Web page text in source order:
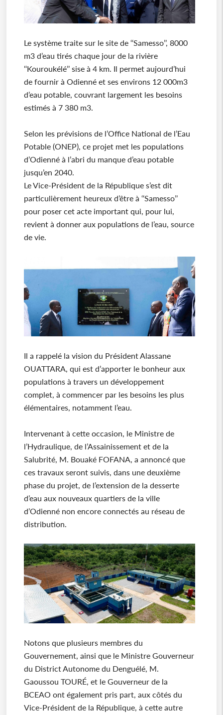
Le système traite sur le site de ‘‘Samesso’’, 8000
m3 d’eau tirés chaque jour de la rivière
‘‘Kouroukélé’’ sise à 4 km. Il permet aujourd’hui
de fournir à Odienné et ses environs 12 000m3
d’eau potable, couvrant largement les besoins
estimés à 7 380 m3.
Selon les prévisions de l’Office National de l’Eau
Potable (ONEP), ce projet met les populations
d’Odienné à l’abri du manque d’eau potable
jusqu’en 2040.
Le Vice-Président de la République s’est dit
particulièrement heureux d’être à ‘‘Samesso’’
pour poser cet acte important qui, pour lui,
revient à donner aux populations de l’eau, source
de vie.
Il a rappelé la vision du Président Alassane
OUATTARA, qui est d’apporter le bonheur aux
populations à travers un développement
complet, à commencer par les besoins les plus
élémentaires, notamment l’eau.
Intervenant à cette occasion, le Ministre de
l’Hydraulique, de l’Assainissement et de la
Salubrité, M. Bouaké FOFANA, a annoncé que
ces travaux seront suivis, dans une deuxième
phase du projet, de l’extension de la desserte
d’eau aux nouveaux quartiers de la ville
d’Odienné non encore connectés au réseau de
distribution.
Notons que plusieurs membres du
Gouvernement, ainsi que le Ministre Gouverneur
du District Autonome du Denguélé, M.
Gaoussou TOURÉ, et le Gouverneur de la
BCEAO ont également pris part, aux côtés du
Vice-Président de la République, à cette autre